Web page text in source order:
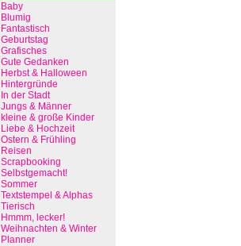
Baby
Blumig
Fantastisch
Geburtstag
Grafisches
Gute Gedanken
Herbst & Halloween
Hintergründe
In der Stadt
Jungs & Männer
kleine & große Kinder
Liebe & Hochzeit
Ostern & Frühling
Reisen
Scrapbooking
Selbstgemacht!
Sommer
Textstempel & Alphas
Tierisch
Hmmm, lecker!
Weihnachten & Winter
Planner